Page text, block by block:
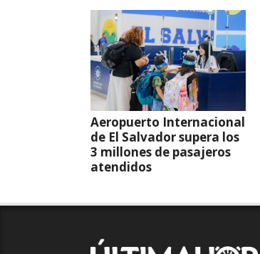
Aeropuerto Internacional
de El Salvador supera los
3 millones de pasajeros
atendidos